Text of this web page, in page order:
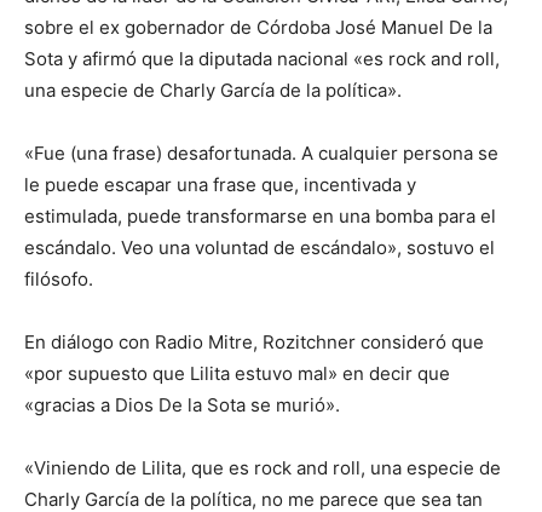
sobre el ex gobernador de Córdoba José Manuel De la
Sota y afirmó que la diputada nacional «es rock and roll,
una especie de Charly García de la política».
«Fue (una frase) desafortunada. A cualquier persona se
le puede escapar una frase que, incentivada y
estimulada, puede transformarse en una bomba para el
escándalo. Veo una voluntad de escándalo», sostuvo el
filósofo.
En diálogo con Radio Mitre, Rozitchner consideró que
«por supuesto que Lilita estuvo mal» en decir que
«gracias a Dios De la Sota se murió».
«Viniendo de Lilita, que es rock and roll, una especie de
Charly García de la política, no me parece que sea tan